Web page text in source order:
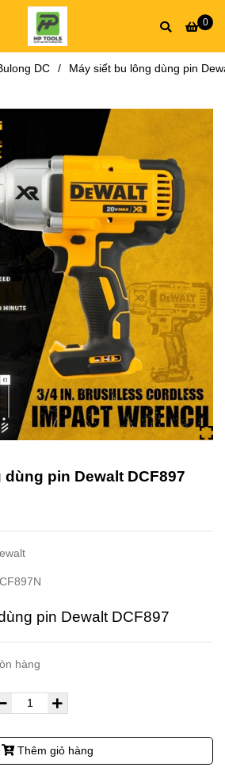
0
DC / Máy siết bu lông dùng pin
pin Dewalt DCF897
pin Dewalt DCF897
hàng
Thêm giỏ hàng